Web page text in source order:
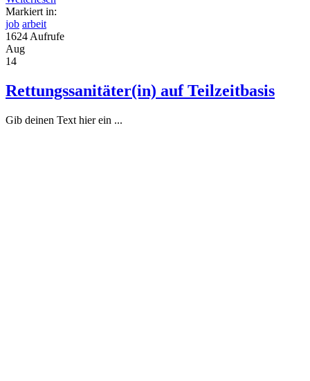
Markiert in:
job arbeit
1624 Aufrufe
Aug
14
Rettungssanitäter(in) auf Teilzeitbasis
Gib deinen Text hier ein ...